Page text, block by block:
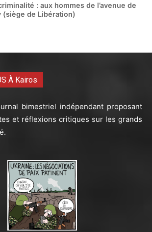
: aux hommes de l’avenue de
(siège de Libération)
À Kairos
bimestriel indépendant proposant
et réflexions critiques sur les grands